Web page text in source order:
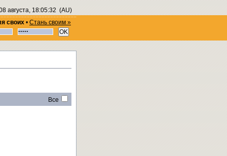
августа, 18:05:32(AU)
своих • Стань своим »
Все